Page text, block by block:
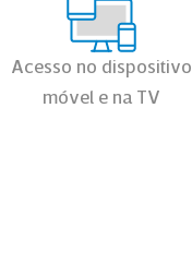
Acesso no dispositivo
móvel e na TV